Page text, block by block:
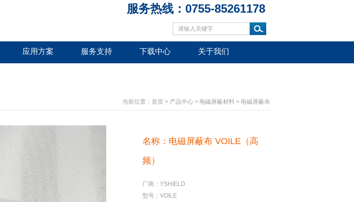
服务热线：0755-85261178
应用方案 服务支持 下载中心 关于我们
当前位置： 首页 > 产品中心 > 电磁屏蔽材料 > 电磁屏蔽布
名称：电磁屏蔽布 VOILE（高
频）
厂商：YSHIELD
型号：VOILE